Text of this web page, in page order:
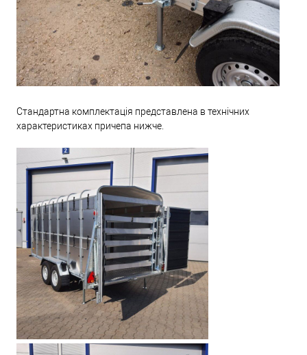
Стандартна комплектація представлена ​​в технічних
характеристиках причепа нижче.